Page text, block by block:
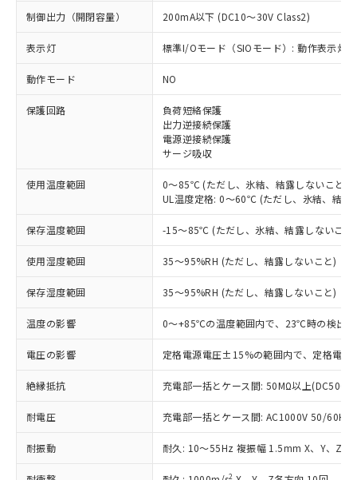
制御出力（開閉容量） 200mA以下 (DC10～30V Class2)
表示灯 標準I/Oモード（SIOモード）: 動作表示灯(
動作モード NO
保護回路
負荷短絡保護
出力逆接続保護
電源逆接続保護
サージ吸収
使用温度範囲
0～85℃ (ただし、氷結、結露しないこと)
UL温度定格: 0～60℃ (ただし、氷結、結露
保存温度範囲 -15～85℃ (ただし、氷結、結露しないこと)
使用湿度範囲 35～95%RH (ただし、結露しないこと)
保存湿度範囲 35～95%RH (ただし、結露しないこと)
温度の影響 0～+85℃の温度範囲内で、23℃時の検出
電圧の影響 定格電源電圧±15%の範囲内で、定格電
絶縁抵抗 充電部一括とケース間: 50MΩ以上(DC500V
耐電圧 充電部一括とケース間: AC1000V 50/60Hz
耐振動 耐久: 10～55Hz 複振幅 1.5mm X、Y、Z各
2
ご利用条件
以下の条件をお読みいただき、同意のうえ
ご利用ください。
本サービスは、当社制御機器事業取扱
商品の当社在庫状況および標準価格
(税抜)を提供させていただくもので
当社制御機器事業取扱商品の中には、
本サービスの対象外となる商品もある
ことをご了承ください。
在庫状況および標準価格照会結果は、
記載している更新日時点での社内デー
タに基づき作成されるものであり、閲
覧された時点での実際の在庫および標
※1 対応状況
対応済み：EU RoHS指令（10物質）の
非含有に対応した製品が提供可能な商品で
対応予定：EU RoHS指令（10物質）の非含
有に対応した製品に切り替える予定のある
商品です。
対応予定なし：EU RoHS指令（10物質）の
非含有に非対応の商品で、対応品を出す予
定はありません。
調査・確認中：EU RoHS指令（10物質）の
非含有の対応状況を調査中または確認中の
商品です。
非該当品：ライセンス料など無形物で、有
害物質有無と関係のない商品です。
いたものが、含有品と判明した場合などや
むを得ず変更することがあります。
*EU RoHS指令（10物質）：
鉛(Pb) 1000ppm以下、 水銀(Hg) 1000ppm以下、 カド
ミウム(Cd) 100ppm以下、
※1 中国RoHS○×表
「○」：最大均質材料含有率が中国RoHSの
基準値以下であることを示します。
「×」：最大均質材料含有率が中国RoHSの
基準値を超えていることを示します。
い合わせください。
為替および外国貿易法に定める商品
（以下｢規制貨物等」という）を輸出
または国外への提供する場合は、日本
国政府の輸出許可(または役務取引許